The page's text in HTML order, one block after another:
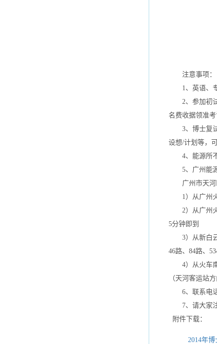
注意事项：
1、英语、专
2、参加初试
名费收据领准
3、博士复试
设想/计划等，
4、能源所不
5、广州能源
广州市天河
1）从广州火
2）从广州火
5分钟即到
3）从新白云
46路、84路、
4）从火车南
（天河客运站
6、联系电话
7、请大家注
附件下载：
2014年